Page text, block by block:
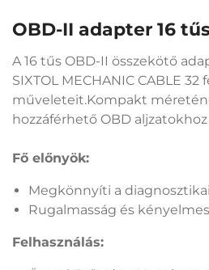
OBD-II adapter 16
A 16 tűs OBD-II összekötő
SIXTOL MECHANIC CABLE
műveleteit.Kompakt
hozzáférhető OBD
Fő előnyök:
Megkönnyíti a
Rugalmasság és
Felhasználás: